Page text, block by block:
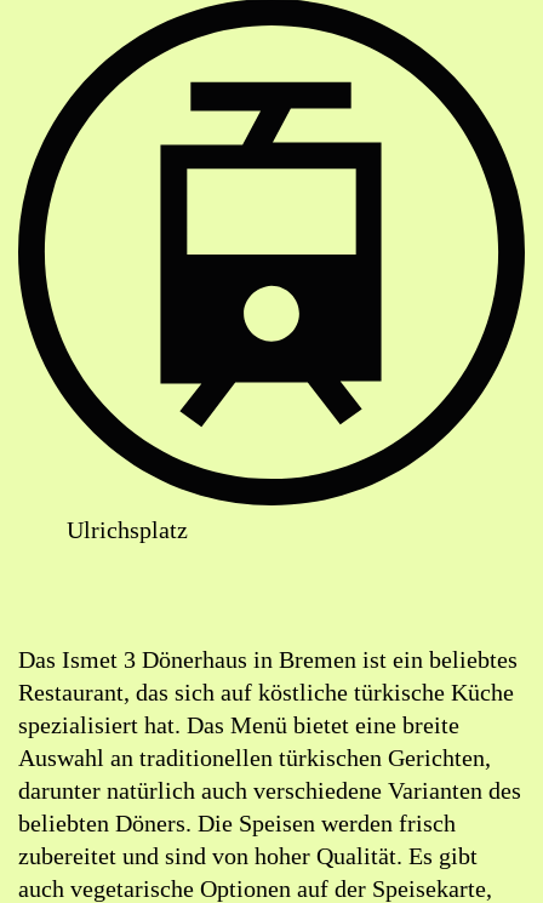
Strassenbahn Haltestelle
Ulrichsplatz
3
Dönerhaus
in
Google
Maps
öffnen
(externer
Link)
Das Ismet 3 Dönerhaus in Bremen ist ein beliebtes
Restaurant, das sich auf köstliche türkische Küche
spezialisiert hat. Das Menü bietet eine breite
Auswahl an traditionellen türkischen Gerichten,
darunter natürlich auch verschiedene Varianten des
beliebten Döners. Die Speisen werden frisch
zubereitet und sind von hoher Qualität. Es gibt
auch vegetarische Optionen auf der Speisekarte,